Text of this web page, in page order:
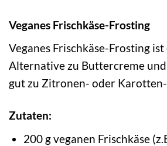
Veganes Frischkäse-Frosting
Veganes Frischkäse-Frosting
Alternative zu Buttercreme und
gut zu Zitronen- oder Karotten-
Zutaten:
200 g veganen Frischkäse